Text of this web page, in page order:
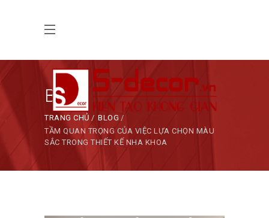
Blog
TRANG CHỦ
BLOG
TẦM QUAN TRỌNG CỦA VIỆC LỰA CHỌN MÀU
SẮC TRONG THIẾT KẾ NHA KHOA